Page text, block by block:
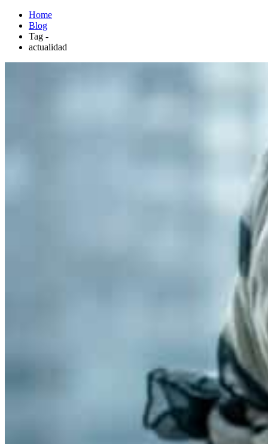
Home
Blog
Tag -
actualidad